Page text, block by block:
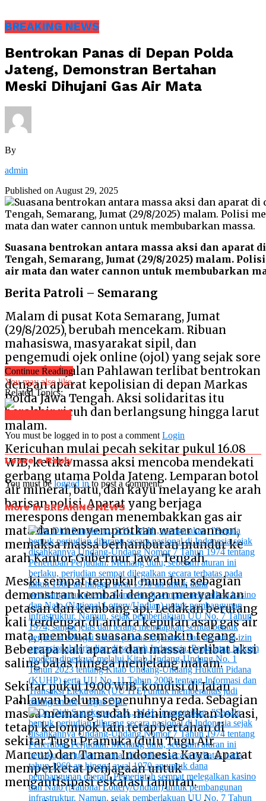
BREAKING NEWS
Bentrokan Panas di Depan Polda
Jateng, Demonstran Bertahan
Meski Dihujani Gas Air Mata
By
admin
Published on August 29, 2025
Suasana bentrokan antara massa aksi dan aparat
Tengah, Semarang, Jumat (29/8/2025) malam.
air mata dan water cannon untuk membubarkan
Berita Patroli – Semarang
Malam di pusat Kota Semarang, Jumat
(29/8/2025), berubah mencekam. Ribuan
mahasiswa, masyarakat sipil, dan
pengemudi ojek online (ojol) yang sejak sore
memadati Jalan Pahlawan terlibat bentrokan
dengan aparat kepolisian di depan Markas
Polda Jawa Tengah. Aksi solidaritas itu
berakhir ricuh dan berlangsung hingga larut
malam.
Kericuhan mulai pecah sekitar pukul 16.08
WIB, ketika massa aksi mencoba mendekati
gerbang utama Polda Jateng. Lemparan botol
air mineral, batu, dan kayu melayang ke arah
barisan polisi. Aparat yang berjaga
merespons dengan menembakkan gas air
mata dan menyemprotkan water cannon,
memaksa massa berhamburan mundur ke
arah Kantor Gubernur Jawa Tengah.
Meski sempat terpukul mundur, sebagian
demonstran kembali dengan menyalakan
petasan dan kembang api. Ledakan berulang
kali terdengar di antara kepulan asap gas air
mata, membuat suasana semakin tegang.
Beberapa kali aparat dan massa terlibat aksi
saling balas hingga menjelang malam.
Sekitar pukul 19.00 WIB, kondisi di Jalan
Pahlawan belum sepenuhnya reda. Sebagian
massa memang sudah meninggalkan lokasi,
tetapi kelompok lain tetap bertahan di
sekitar Tugu Pramuka (dulu Tugu Air
Mancur) dan Taman Indonesia Kaya. Aparat
memperketat penjagaan untuk
mengantisipasi eskalasi lanjutan.
Continue Reading
You may also like...
Related Topics:
You must be logged in to post a comment Login
Leave a Reply
You must be logged into post a comment.
More in BREAKING NEWS